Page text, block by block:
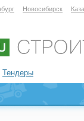
Новосибирск
Тендеры